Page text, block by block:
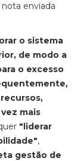
enviada
o sistema
de modo a
o excesso
mais
"liderar
,
gestão de